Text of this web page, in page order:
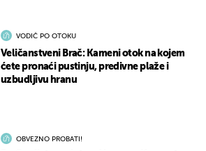
VODIČ PO OTOKU
Veličanstveni Brač: Kameni otok na kojem
ćete pronaći pustinju, predivne plaže i
uzbudljivu hranu
OBVEZNO PROBATI!